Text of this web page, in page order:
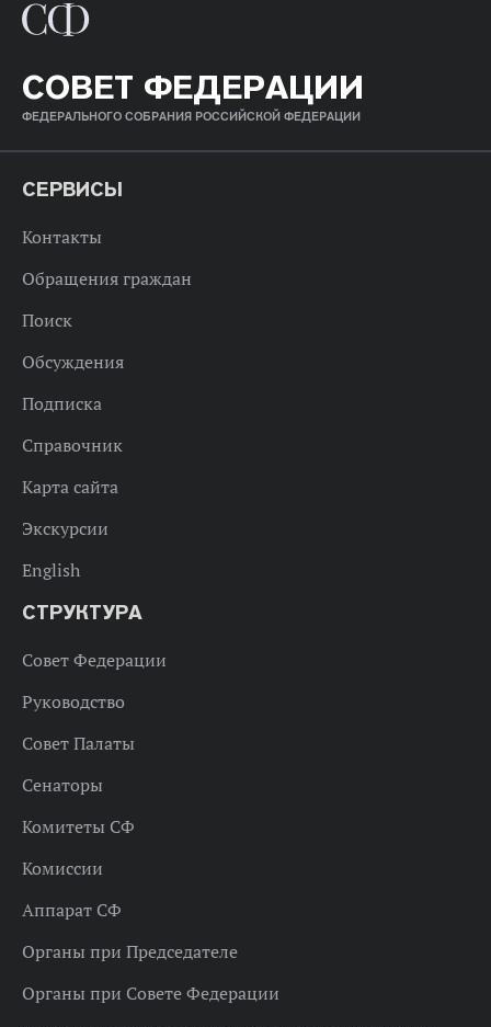
СОВЕТ ФЕДЕРАЦИИ
ФЕДЕРАЛЬНОГО СОБРАНИЯ РОССИЙСКОЙ ФЕДЕРАЦИИ
СЕРВИСЫ
Контакты
Обращения граждан
Поиск
Обсуждения
Подписка
Справочник
Карта сайта
Экскурсии
English
СТРУКТУРА
Совет Федерации
Руководство
Совет Палаты
Сенаторы
Комитеты СФ
Комиссии
Аппарат СФ
Органы при Председателе
Органы при Совете Федерации